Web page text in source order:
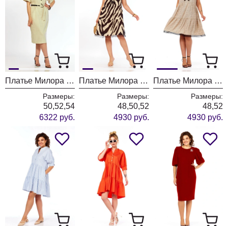
Платье Милора Стиль 1473 айвори
Размеры:
50,52,54
6322 руб.
Платье Милора Стиль 1358 зебра
Размеры:
48,50,52
4930 руб.
Платье Милора Стиль 1358 бежевый
Размеры:
48,52
4930 руб.